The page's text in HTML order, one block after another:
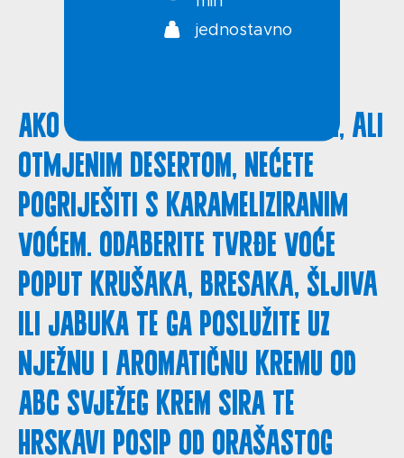
jednostavno
Ako ste u potrazi za laganim, ali
otmjenim desertom, nećete
pogriješiti s karameliziranim
voćem. Odaberite tvrđe voće
poput krušaka, bresaka, šljiva
ili jabuka te ga poslužite uz
nježnu i aromatičnu kremu od
ABC svježeg krem sira te
hrskavi posip od orašastog